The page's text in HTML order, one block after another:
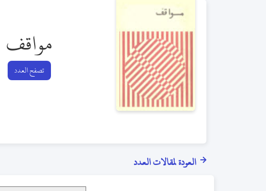
مواقف
تصفح العدد
العودة لمقالات العدد